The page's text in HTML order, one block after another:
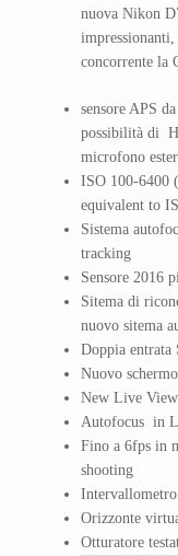
nuova Nikon
concorrente la
sensore APS
possibilità di
microfono
ISO 100-6400
equivalent to
Sistema
tracking
Sensore 2016
Sitema di
nuovo sitema
Doppia entrata
Nuovo
New Live
Autofocus in
Fino a 6fps in
shooting
Intervallometro
Orizzonte
Otturatore